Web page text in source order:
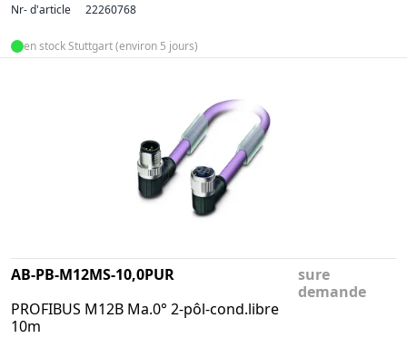
Nr- d'article 22260768
en stock Stuttgart (environ 5 jours)
AB-PB-M12MS-10,0PUR
PROFIBUS M12B Ma.0° 2-pôl-cond.libre
10m
sure
demande